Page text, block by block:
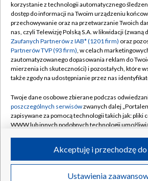
TVP
Abonament TVP
Emisja w TVP
Centrum informacji TVP
Naziemna Telewizja Cyfrowa
Rada Programowa
System NOS
Informacje o nadawcy
Program dla prasy
Regulamin TVP
Polityka
Moje zgody
Pomoc
Kontakt
Kanały
©2026 Telewizja Polska S.A.
korzystanie z technologii automatycznego
dostęp do informacji na Twoim urządzeniu
przechowywanie oraz na przetwarzanie Twoich
nas, czyli Telewizję Polską S.A. w likwidacji (zwaną
Zaufanych Partnerów z IAB* (1201 firm) oraz
Partnerów TVP (93 firm), w celach
zautomatyzowanego dopasowania reklam do
mierzenia ich skuteczności) i pozostałych, które
także zgody na udostępnianie przez nas
Twoje dane osobowe zbierane podczas
poszczególnych serwisówzwanych dalej
zapisywane za pomocą technologii takich jak: pliki
WWW lub innych podobnych technologii
ruchu w Internecie.
Twoje dane osobowe zbierane podczas
Ustawienia
Akceptuję i przechodzę